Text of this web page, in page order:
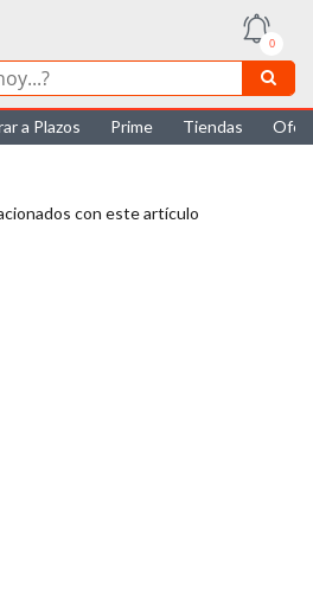
0
a Plazos Prime Tiendas
con este artículo